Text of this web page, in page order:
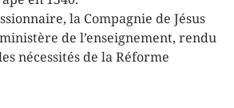
la Compagnie de Jésus
de l’enseignement, rendu
nécessités de la Réforme